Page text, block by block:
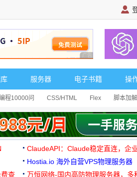
广告 商业广告，理性选
服务器 电子书籍 操
程10000问 CSS/HTML Flex 脚本加
ClaudeAPI：Claude稳定直连，企
Hostia.io 海外自营VPS物理服务器
查
万恒网络-国内高防物理服务器，多